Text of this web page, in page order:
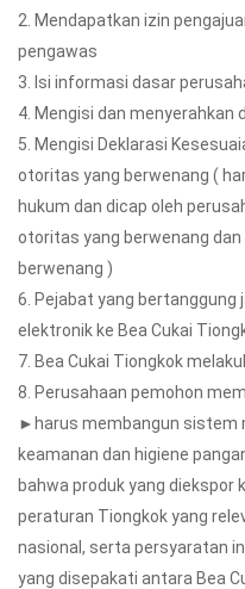
2. Mendapatkan izin
pengawas
3. Isi informasi dasar
4. Mengisi dan menyerahkan
5. Mengisi Deklarasi
otoritas yang berwenang (
hukum dan dicap oleh
otoritas yang berwenang
berwenang )
6. Pejabat yang bertanggung
elektronik ke Bea Cukai
7. Bea Cukai Tiongkok
8. Perusahaan pemohon
►harus membangun sistem
keamanan dan higiene
bahwa produk yang diekspor
peraturan Tiongkok yang
nasional, serta persyaratan
yang disepakati antara Bea